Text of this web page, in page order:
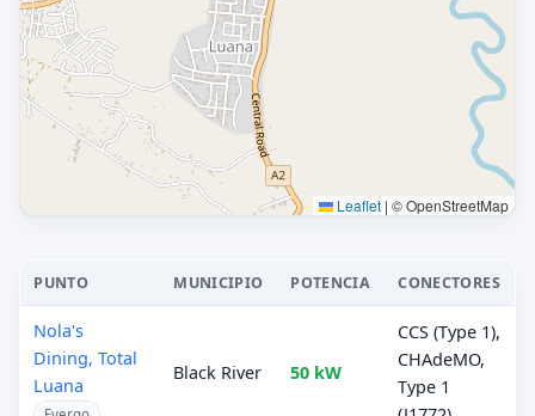
Leaflet | © OpenStreetMap
PUNTO MUNICIPIO POTENCIA CONECTORES
Nola's
Dining, Total
Luana
Black River 50 kW
CCS (Type 1),
CHAdeMO,
Type 1